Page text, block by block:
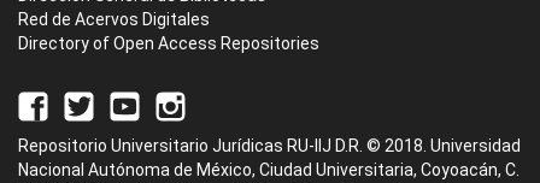
Red de Acervos Digitales
Directory of Open Access Repositories
Repositorio Universitario Jurídicas RU-IIJ D.R. © 2018. Universidad
Nacional Autónoma de México, Ciudad Universitaria, Coyoacán, C.